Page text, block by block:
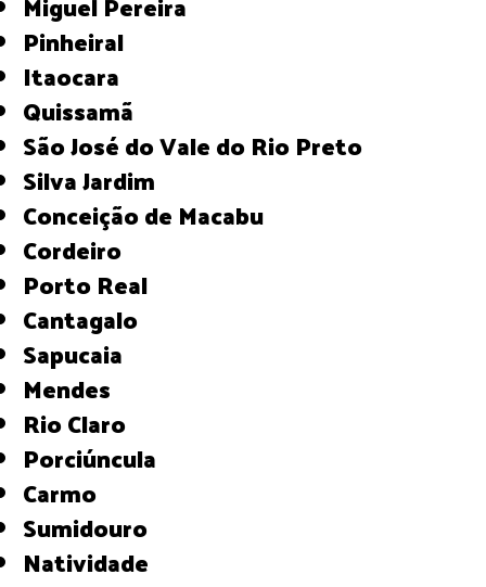
Pinheiral
Itaocara
Quissamã
São José do Vale do Rio Preto
Silva Jardim
Conceição de Macabu
Cordeiro
Porto Real
Cantagalo
Sapucaia
Mendes
Rio Claro
Porciúncula
Carmo
Sumidouro
Natividade